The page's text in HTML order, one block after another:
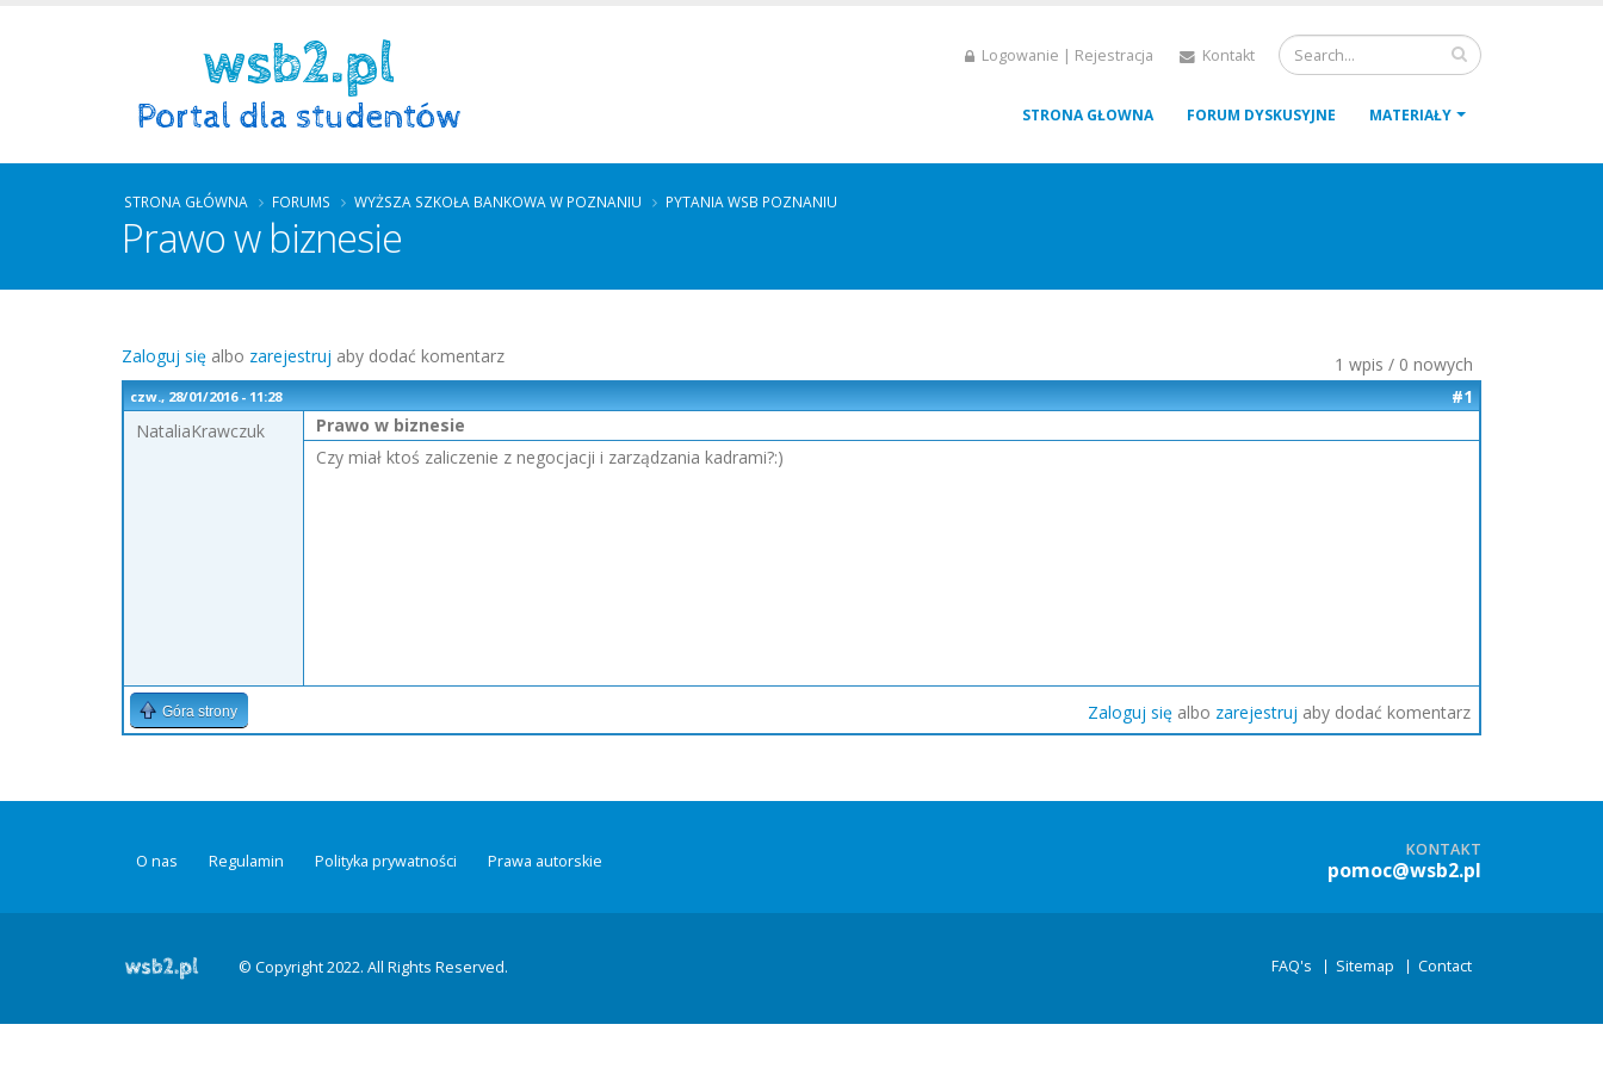
Logowanie | Rejestracja Kontakt
STRONA GŁOWNA FORUM DYSKUSYJNE MATERIAŁY
STRONA GŁÓWNA FORUMS WYŻSZA SZKOŁA BANKOWA W POZNANIU PYTANIA WSB POZNANIU
Prawo w biznesie
1 wpis / 0 nowych
Zaloguj się albo zarejestruj aby dodać komentarz
czw., 28/01/2016 - 11:28
#1
NataliaKrawczuk
Prawo w biznesie
Czy miał ktoś zaliczenie z negocjacji i zarządzania kadrami?:)
Góra strony Zaloguj się albo zarejestruj aby dodać komentarz
O nas Regulamin Polityka prywatności Prawa autorskie
KONTAKT
pomoc@wsb2.pl
© Copyright 2022. All Rights Reserved. FAQ's Sitemap Contact